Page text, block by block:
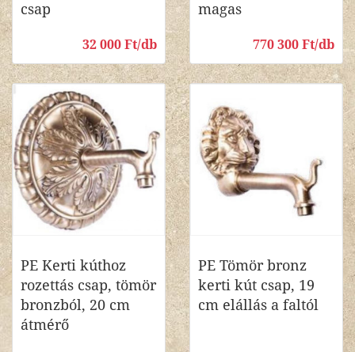
csap
32 000 Ft/db
magas
770 300 Ft/db
PE Kerti kúthoz
rozettás csap, tömör
bronzból, 20 cm
átmérő
PE Tömör bronz
kerti kút csap, 19
cm elállás a faltól